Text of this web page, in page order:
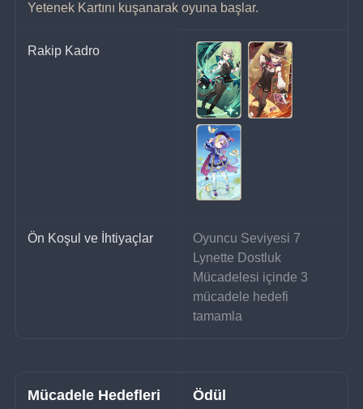
Yetenek Kartını kuşanarak oyuna başlar.
Rakip Kadro
Ön Koşul ve İhtiyaçlar
Oyuncu Seviyesi 7
Lynette Dostluk
Mücadelesi içinde 3
mücadele hedefi
tamamla
Mücadele Hedefleri Ödül